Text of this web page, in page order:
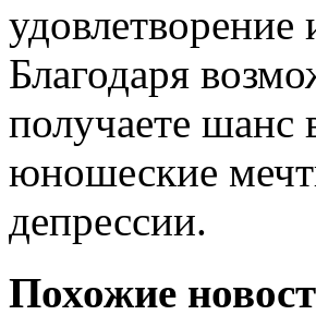
Благодаря
получаете шанс
юношеские
депрессии.
Похожие